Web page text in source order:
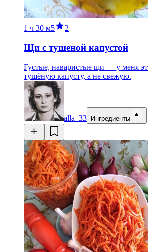
1 ч 30 м5 2
Щи с тушеной капустой
Густые, наваристые щи — у меня
тушёную капусту, а не свежую.
alla_33 Ингредиенты